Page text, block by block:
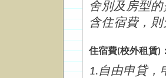
舍別及房型
含住宿費，
住宿費(校外租賃)
1.自由申貸，